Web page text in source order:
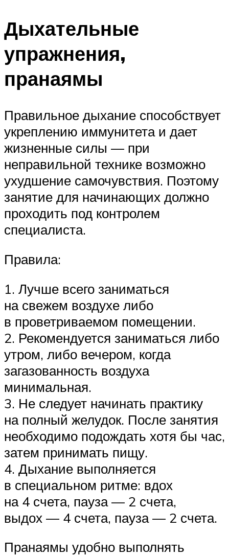
Дыхательные
упражнения,
пранаямы
Правильное дыхание способствует
укреплению иммунитета и дает
жизненные силы — при
неправильной технике возможно
ухудшение самочувствия. Поэтому
занятие для начинающих должно
проходить под контролем
специалиста.
Правила:
1. Лучше всего заниматься
на свежем воздухе либо
в проветриваемом помещении.
2. Рекомендуется заниматься либо
утром, либо вечером, когда
загазованность воздуха
минимальная.
3. Не следует начинать практику
на полный желудок. После занятия
необходимо подождать хотя бы час,
затем принимать пищу.
4. Дыхание выполняется
в специальном ритме: вдох
на 4 счета, пауза — 2 счета,
выдох — 4 счета, пауза — 2 счета.
Пранаямы удобно выполнять